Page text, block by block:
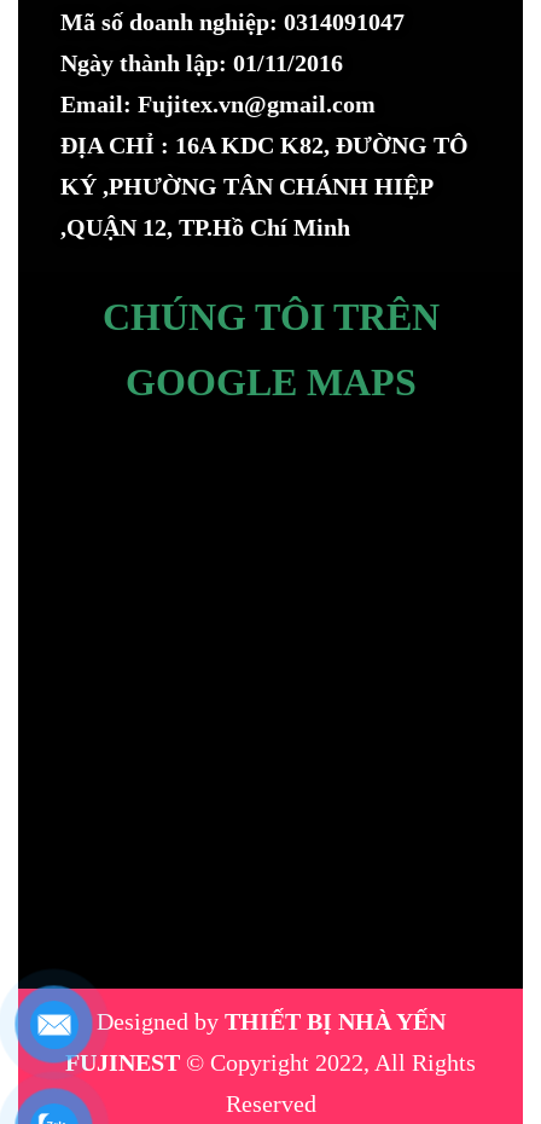
Mã số doanh nghiệp: 0314091047
Ngày thành lập: 01/11/2016
Email: Fujitex.vn@gmail.com
ĐỊA CHỈ : 16A KDC K82, ĐƯỜNG TÔ
KÝ ,PHƯỜNG TÂN CHÁNH HIỆP
,QUẬN 12, TP.Hồ Chí Minh
CHÚNG TÔI TRÊN
GOOGLE MAPS
Designed by THIẾT BỊ NHÀ YẾN
FUJINEST © Copyright 2022, All Rights
Reserved